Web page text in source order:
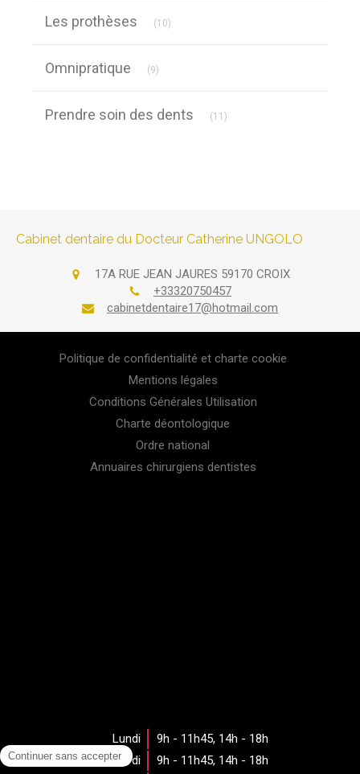
Les prothèses (10)
Omnipratique (9)
Prendre soin des dents (11)
Cabinet dentaire du Docteur Catherine UNGOLO
17A RUE JEAN JAURES 59170 CROIX
+33320750457
cabinetdentaire17@hotmail.com
Politique de confidentialité et charte cookie
Mentions légales
Conditions Générales Utilisation
Charte déontologique
Ordre national
Annuaires chirurgiens dentistes
Lundi 9h - 11h45, 14h - 18h
Mardi
9h - 11h45, 14h - 18h